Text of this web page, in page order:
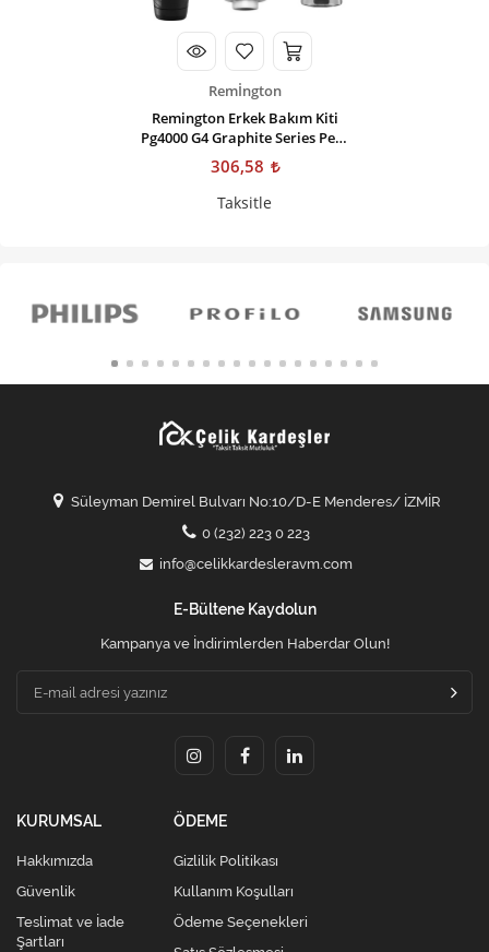
Remİngton
Remington Erkek Bakım Kiti
Pg4000 G4 Graphite Series Pers
Groomer
306,58
Taksitle
Süleyman Demirel Bulvarı No:10/D-E Menderes/ İZMİR
0 (232) 223 0 223
info@celikkardesleravm.com
E-Bültene Kaydolun
Kampanya ve İndirimlerden Haberdar Olun!
KURUMSAL
Hakkımızda
Güvenlik
Teslimat ve İade
Şartları
ÖDEME
Gizlilik Politikası
Kullanım Koşulları
Ödeme Seçenekleri